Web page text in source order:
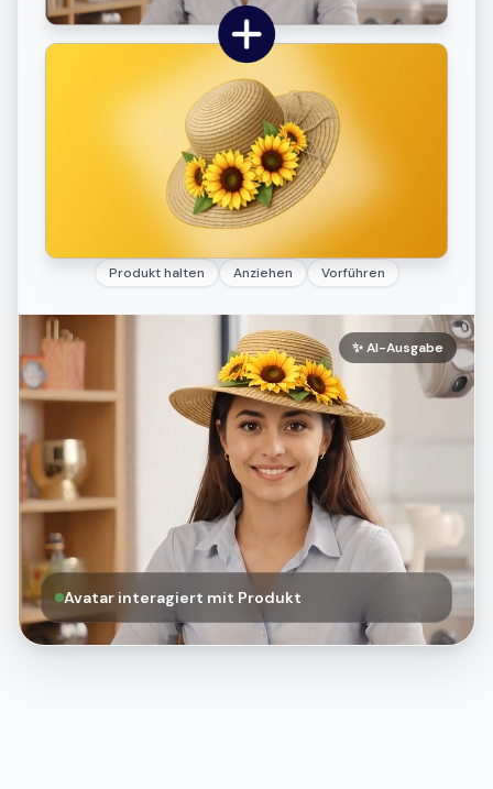
Produkt halten Anziehen Vorführen
✨AI-Ausgabe
Avatar interagiert mit Produkt